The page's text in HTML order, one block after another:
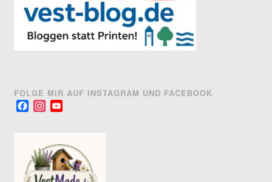
FOLGE MIR AUF INSTAGRAM UND FACEBOOK
FacebookInstagram